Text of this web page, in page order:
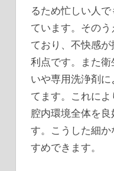
るため忙しい人
ています。その
ており、不快感
利点です。また
いや専用洗浄剤
てます。これに
腔内環境全体を
す。こうした細
すめできます。